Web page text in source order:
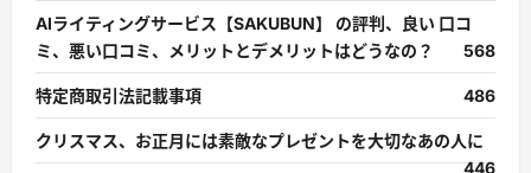
AIライティングサービス【SAKUBUN】 の評判、良い 口コ
ミ、悪い口コミ、メリットとデメリットはどうなの？
568
特定商取引法記載事項 486
クリスマス、お正月には素敵なプレゼントを大切なあの人に
446